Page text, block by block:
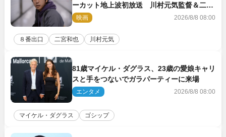
ーカット地上波初放送 川村元気監督＆二宮
コメント到着
映画 2026/8/8 08:00
８番出口 二宮和也 川村元気
81歳マイケル・ダグラス、23歳の愛娘キャリ
スと手をつないでガラパーティーに来場
エンタメ 2026/8/8 08:00
マイケル・ダグラス ゴシップ